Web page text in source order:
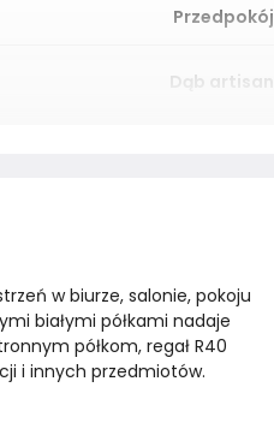
Przedpokój
Dąb artisan
Płyta laminowana
w biurze, salonie, pokoju
białymi półkami nadaje
półkom, regał R40
i innych przedmiotów.